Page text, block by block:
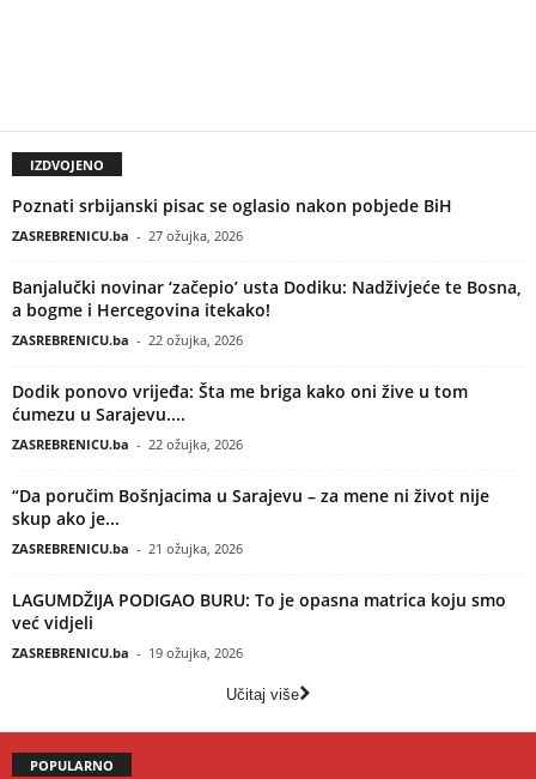
IZDVOJENO
Poznati srbijanski pisac se oglasio nakon pobjede BiH
ZASREBRENICU.ba - 27 ožujka, 2026
Banjalučki novinar ‘začepio’ usta Dodiku: Nadživjeće te Bosna,
a bogme i Hercegovina itekako!
ZASREBRENICU.ba - 22 ožujka, 2026
Dodik ponovo vrijeđa: Šta me briga kako oni žive u tom
ćumezu u Sarajevu....
ZASREBRENICU.ba - 22 ožujka, 2026
“Da poručim Bošnjacima u Sarajevu – za mene ni život nije
skup ako je...
ZASREBRENICU.ba - 21 ožujka, 2026
LAGUMDŽIJA PODIGAO BURU: To je opasna matrica koju smo
već vidjeli
ZASREBRENICU.ba - 19 ožujka, 2026
Učitaj više
POPULARNO